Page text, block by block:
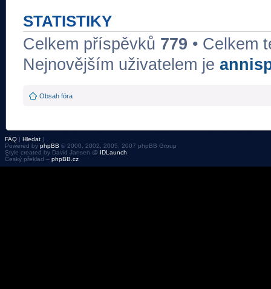
STATISTIKY
Celkem příspěvků 779 • Celkem
Nejnovějším uživatelem je
Obsah fóra
FAQ | Hledat |
Powered by phpBB © 2000, 2002, 2005, 2007 phpBB Group
Style created by David Jansen @ IDLaunch
Český překlad – phpBB.cz